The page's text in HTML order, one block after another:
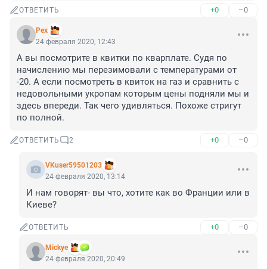
ОТВЕТИТЬ +0 –0
Pex
24 февраля 2020, 12:43
А вы посмотрите в квитки по кварплате. Судя по
начислению мы перезимовали с температурами от
-20. А если посмотреть в квиток на газ и сравнить с
недовольными укропам которым цены подняли мы и
здесь впереди. Так чего удивляться. Похоже стригут
по полной.
ОТВЕТИТЬ 2 +0 –0
VKuser59501203
24 февраля 2020, 13:14
И нам говорят- вы что, хотите как во Франции или в
Киеве?
ОТВЕТИТЬ +0 –0
Mickye
24 февраля 2020, 20:49